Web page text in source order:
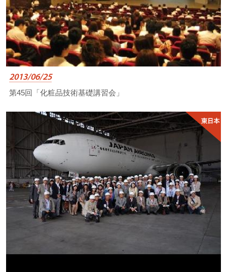
2013/06/25
第45回「化粧品技術基礎講習会」